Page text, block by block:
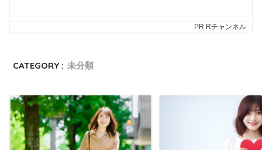
CATEGORY : 未分類